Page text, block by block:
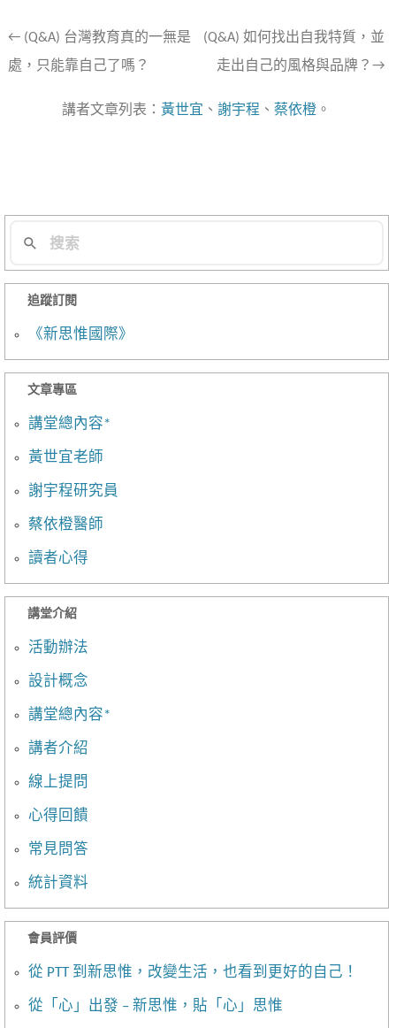
文
章
← (Q&A) 台灣教育真的一無是
處，只能靠自己了嗎？
(Q&A) 如何找出自我特質，並
走出自己的風格與品牌？→
講者文章列表： 黃世宜 、 謝宇程、 蔡依橙。
追蹤訂閱
《新思惟國際》
文章專區
講堂總內容*
黃世宜老師
謝宇程研究員
蔡依橙醫師
讀者心得
講堂介紹
活動辦法
設計概念
講堂總內容*
講者介紹
線上提問
心得回饋
常見問答
統計資料
會員評價
從 PTT 到新思惟，改變生活，也看到更好的自己！
從「心」出發 – 新思惟，貼「心」思惟